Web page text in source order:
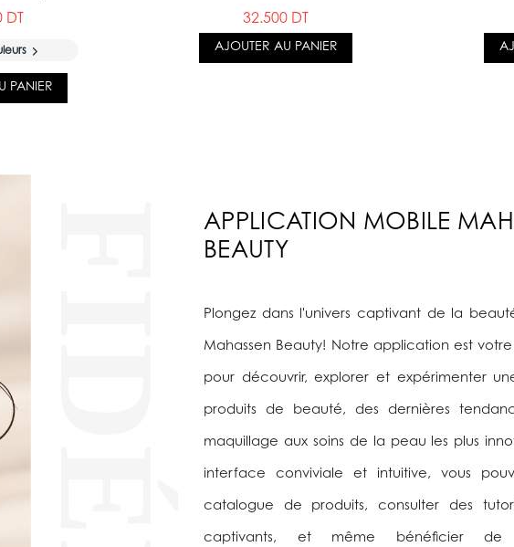
DT
PANIER
32.500 DT
AJOUTER AU PANIER
APPLICATION MOBILE
BEAUTY
Plongez dans l'univers captivant de la
Mahassen Beauty! Notre application est
pour découvrir, explorer et expérimenter
produits de beauté, des dernières
maquillage aux soins de la peau les plus
interface conviviale et intuitive, vous
catalogue de produits, consulter des
captivants, et même bénéficier de